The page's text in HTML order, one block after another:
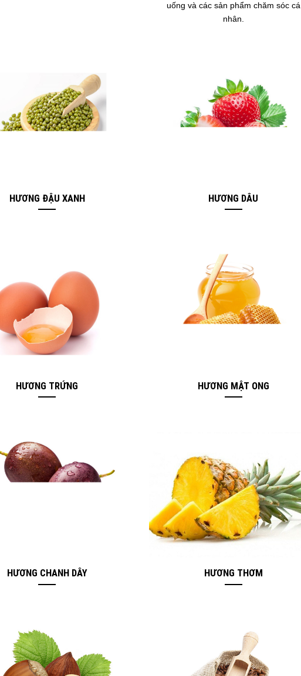
uống và các sản phẩm chăm sóc cá
nhân.
HƯƠNG ĐẬU XANH HƯƠNG DÂU
HƯƠNG TRỨNG HƯƠNG MẬT ONG
HƯƠNG CHANH DÂY HƯƠNG THƠM